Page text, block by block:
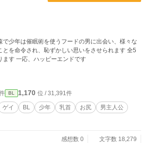
で少年は催眠術を使うフードの男に出会い、様々な
とを命令され、恥ずかしい思いをさせられます 全5
話になります 一応、ハッピーエンドです
BL 1,170 位 / 31,391件
ゲイ BL 少年 乳首 お尻
男主人公
感想数 0
文字数 18,279